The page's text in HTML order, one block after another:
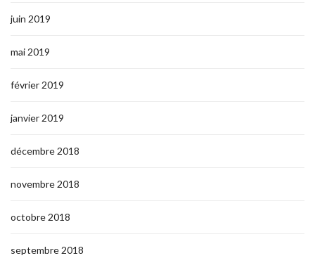
juin 2019
mai 2019
février 2019
janvier 2019
décembre 2018
novembre 2018
octobre 2018
septembre 2018